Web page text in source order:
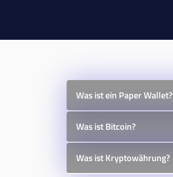
Was ist ein Paper Wallet?
Was ist Bitcoin?
Was ist Kryptowährung?